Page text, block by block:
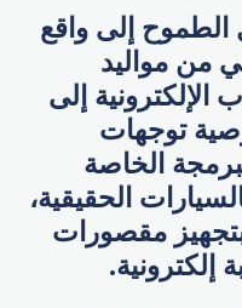
إلى واقع
من مواليد
الإلكترونية إلى
توجهات
الخاصة
الحقيقية،
مقصورات
إلكترونية.